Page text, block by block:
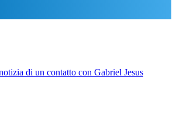
di un contatto con Gabriel Jesus